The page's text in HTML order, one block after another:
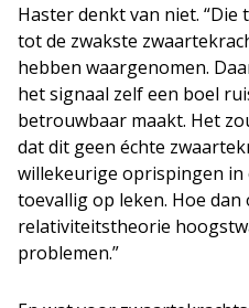
Haster denkt van niet.
tot de zwakste
hebben waargenomen.
het signaal zelf een boel
betrouwbaar maakt. Het
dat dit geen échte
willekeurige oprispingen in
toevallig op leken. Hoe dan
relativiteitstheorie
problemen.”